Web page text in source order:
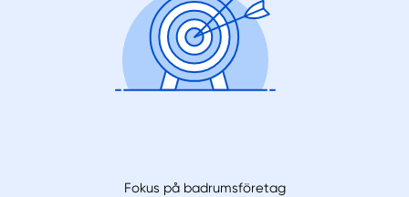
Fokus på badrumsföretag